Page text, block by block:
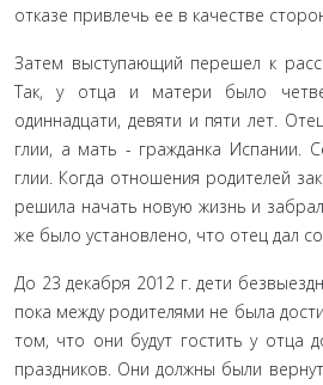
отказе привлечь ее в качестве
Затем выступающий перешел к
Так, у отца и матери было
одиннадцати, девяти и пяти лет.
глии, а мать - гражданка Испании.
глии. Когда отношения родителей
решила начать новую жизнь и
же было установлено, что отец дал
До 23 декабря 2012 г. дети
пока между родителями не была
том, что они будут гостить у отца
праздников. Они должны были